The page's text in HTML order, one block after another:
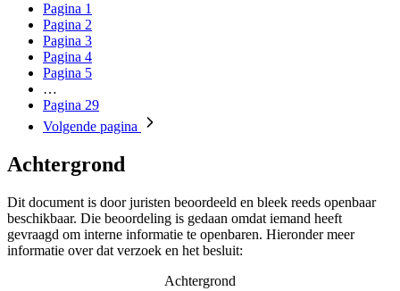
Pagina 1
Pagina 2
Pagina 3
Pagina 4
Pagina 5
…
Pagina 29
Volgende pagina
Achtergrond
Dit document is door juristen beoordeeld en bleek reeds openbaar
beschikbaar. Die beoordeling is gedaan omdat iemand heeft
gevraagd om interne informatie te openbaren. Hieronder meer
informatie over dat verzoek en het besluit:
Achtergrond